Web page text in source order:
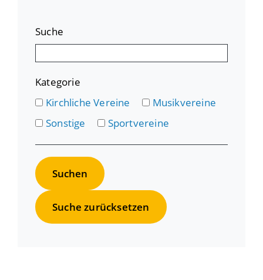
Suche
Kategorie
Kirchliche Vereine
Musikvereine
Sonstige
Sportvereine
Suche zurücksetzen